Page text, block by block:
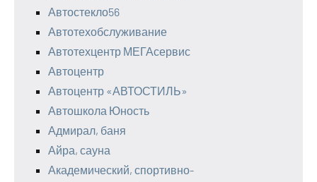
Автостекло56
Автотехобслуживание
Автотехцентр МЕГАсервис
Автоцентр
Автоцентр «АВТОСТИЛЬ»
Автошкола Юность
Адмирал, баня
Айра, сауна
Академический, спортивно-